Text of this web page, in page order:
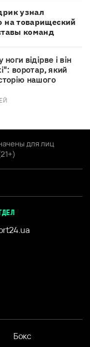
узнал
на товарищеский
команд
відірве і він
воротар, який
нашого
для лиц
Бокс